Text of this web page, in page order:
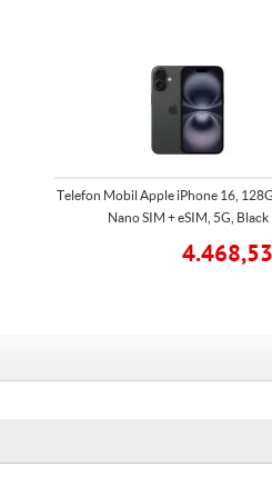
Telefon Mobil Apple iPhone 16,
Nano SIM + eSIM, 5G, Black